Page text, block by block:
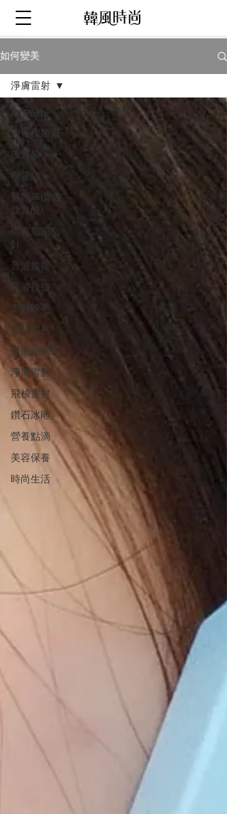
如何變美
All Posts
肉毒桿菌素
玻尿酸
洢蓮絲
舒顏萃(聚左
旋乳酸)
倍克脂消脂
針
音波拉提
電波拉提
雷射除毛
皮秒雷射
脈衝光雷射
淨膚雷射
飛梭雷射
鑽石冰雕
營養點滴
美容保養
時尚生活
淨膚雷射